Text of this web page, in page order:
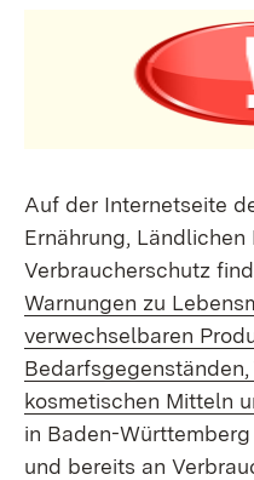
Auf der Internetseite
Ernährung, Ländlichen
Verbraucherschutz
Warnungen zu
verwechselbaren
kosmetischen Mitteln
in Baden-
und bereits an